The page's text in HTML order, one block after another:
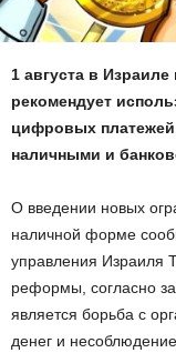
1 августа в
рекомендует
цифровых
наличными и
О введении новых
наличной форме
управления Израиля
реформы, согласно
является борьба с
денег и